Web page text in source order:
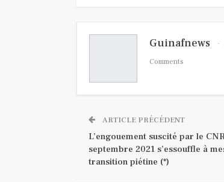
Guinafnews
Comments
ARTICLE PRÉCÉDENT
L’engouement suscité par le
septembre 2021 s’essouffle à
transition piétine (*)